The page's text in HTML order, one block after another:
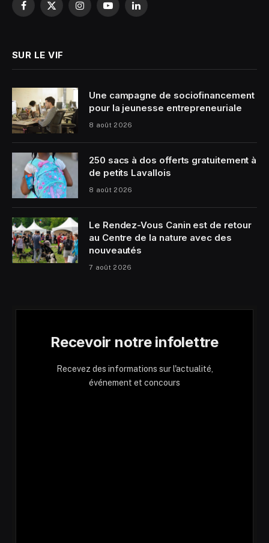
Facebook
X
InstagramYouTubeLinkedIn
SUR LE VIF
Une campagne de sociofinancement
pour la jeunesse entrepreneuriale
8 août 2026
250 sacs à dos offerts gratuitement à
de petits Lavallois
8 août 2026
Le Rendez-Vous Canin est de retour
au Centre de la nature avec des
nouveautés
7 août 2026
Recevoir notre infolettre
Recevez des informations sur l'actualité,
événement et concours